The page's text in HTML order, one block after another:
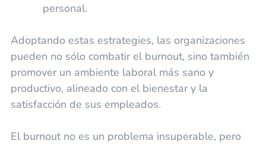
personal.
Adoptando estas estrategies, las organizaciones
pueden no sólo combatir el burnout, sino también
promover un ambiente laboral más sano y
productivo, alineado con el bienestar y la
satisfacción de sus empleados.
El burnout no es un problema insuperable, pero